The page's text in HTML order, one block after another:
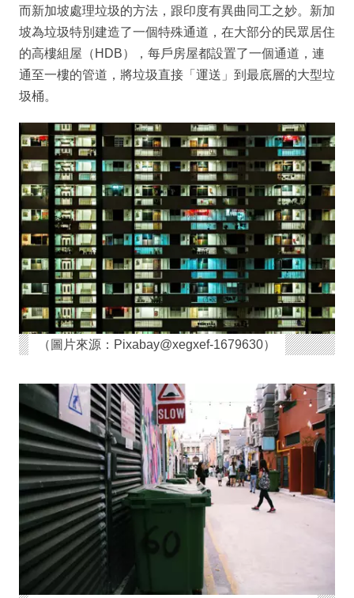
而新加坡處理垃圾的方法，跟印度有異曲同工之妙。新加
坡為垃圾特別建造了一個特殊通道，在大部分的民眾居住
的高樓組屋（HDB），每戶房屋都設置了一個通道，連
通至一樓的管道，將垃圾直接「運送」到最底層的大型垃
圾桶。
（圖片來源：Pixabay@xegxef-1679630）